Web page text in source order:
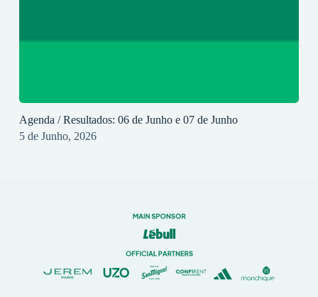
Agenda / Resultados: 06 de Junho e 07 de Junho
5 de Junho, 2026